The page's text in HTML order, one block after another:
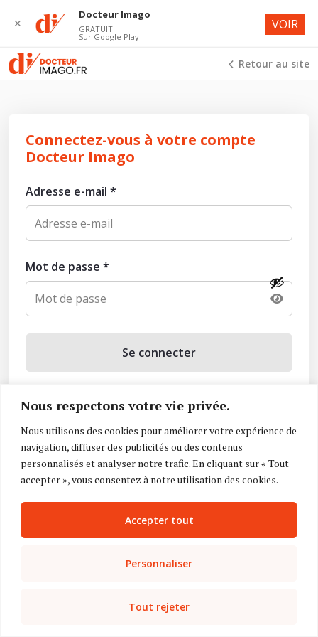
Nous respectons votre vie privée.
Nous utilisons des cookies pour améliorer votre expérience de
navigation, diffuser des publicités ou des contenus
personnalisés et analyser notre trafic. En cliquant sur « Tout
accepter », vous consentez à notre utilisation des cookies.
Personnaliser
Tout rejeter
Accepter tout
Retour au site
Connectez-vous à votre compte
Docteur Imago
Adresse e-mail *
Mot de passe *
Se connecter
Mot de passe oublié ?
Vous n’avez pas de compte ? Inscrivez-vous
✕
Docteur Imago
GRATUIT
Sur Google Play
VOIR